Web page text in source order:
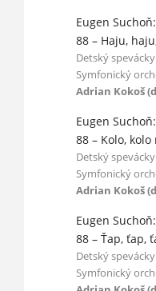
Eugen
88 – Haju,
Detský
Symfonický
Adrian Kokoš
Eugen
88 – Kolo,
Detský
Symfonický
Adrian Kokoš
Eugen
88 – Ťap, ťap,
Detský
Symfonický